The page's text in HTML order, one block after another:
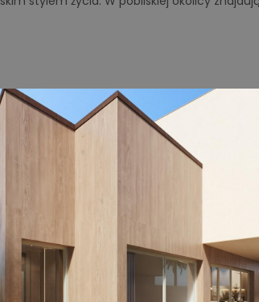
1
Typ nieruchomości
Status
nieruchomości
Sprzedaż